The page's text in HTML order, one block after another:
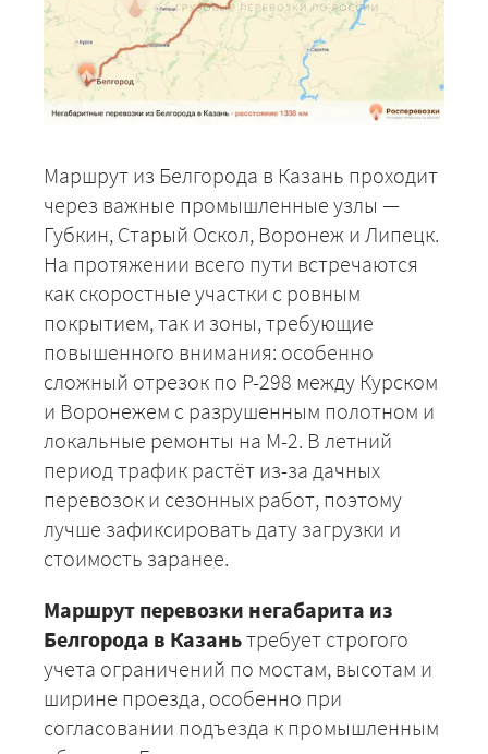
Маршрут из Белгорода в Казань проходит
через важные промышленные узлы —
Губкин, Старый Оскол, Воронеж и Липецк.
На протяжении всего пути встречаются
как скоростные участки с ровным
покрытием, так и зоны, требующие
повышенного внимания: особенно
сложный отрезок по Р-298 между Курском
и Воронежем с разрушенным полотном и
локальные ремонты на М-2. В летний
период трафик растёт из-за дачных
перевозок и сезонных работ, поэтому
лучше зафиксировать дату загрузки и
стоимость заранее.
Маршрут перевозки негабарита из
Белгорода в Казаньтребует строгого
учета ограничений по мостам, высотам и
ширине проезда, особенно при
согласовании подъезда к промышленным